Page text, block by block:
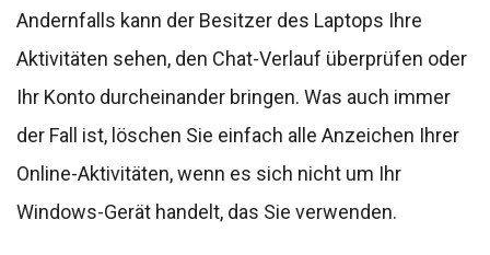
Andernfalls kann der Besitzer des Laptops Ihre
Aktivitäten sehen, den Chat-Verlauf überprüfen oder
Ihr Konto durcheinander bringen. Was auch immer
der Fall ist, löschen Sie einfach alle Anzeichen Ihrer
Online-Aktivitäten, wenn es sich nicht um Ihr
Windows-Gerät handelt, das Sie verwenden.